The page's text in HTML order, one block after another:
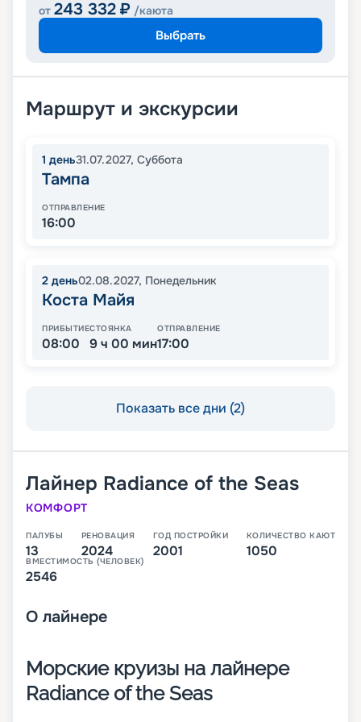
от 243 332 ₽ /каюта
Выбрать
Маршрут и экскурсии
1 день31.07.2027, Суббота
Тампа
ОТПРАВЛЕНИЕ
16:00
2 день02.08.2027, Понедельник
Коста Майя
ПРИБЫТИЕ
08:00
СТОЯНКА
9 ч 00 мин
ОТПРАВЛЕНИЕ
17:00
Показать все дни (2)
Лайнер Radiance of the Seas
КОМФОРТ
ПАЛУБЫ
13
РЕНОВАЦИЯ
2024
ГОД ПОСТРОЙКИ
2001
КОЛИЧЕСТВО КАЮТ
1050
ВМЕСТИМОСТЬ (ЧЕЛОВЕК)
2546
О лайнере
Морские круизы на лайнере
Radiance of the Seas